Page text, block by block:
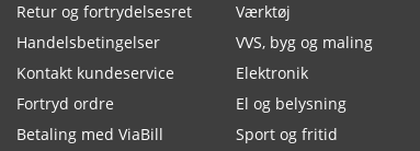
Retur og fortrydelsesret
Handelsbetingelser
Kontakt kundeservice
Fortryd ordre
Betaling med ViaBill
Værktøj
VVS, byg og maling
Elektronik
El og belysning
Sport og fritid